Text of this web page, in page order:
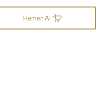
Hemen Al